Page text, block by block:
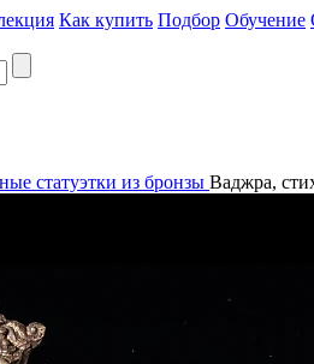
Как купить Подбор Обучение
статуэтки из бронзы Ваджра,